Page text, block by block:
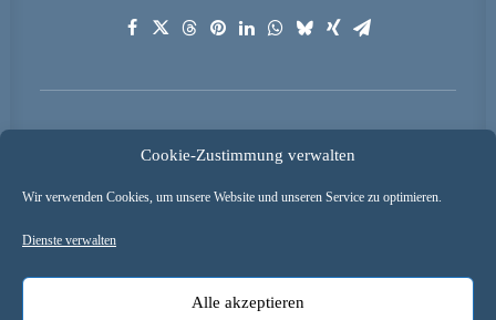
Cookie-Zustimmung verwalten
Wir verwenden Cookies, um unsere Website und unseren Service zu optimieren.
Dienste verwalten
Alle akzeptieren
Kontakt
Cookie-Richtlinie